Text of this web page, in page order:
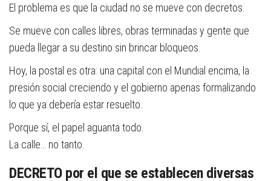
El problema es que la ciudad no se mueve con decretos.
Se mueve con calles libres, obras terminadas y gente que
pueda llegar a su destino sin brincar bloqueos.
Hoy, la postal es otra: una capital con el Mundial encima, la
presión social creciendo y el gobierno apenas formalizando
lo que ya debería estar resuelto.
Porque sí, el papel aguanta todo.
La calle… no tanto.
DECRETO por el que se establecen diversas